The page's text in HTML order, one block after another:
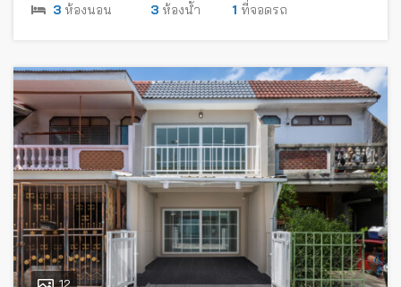
3 ห้องนอน 3 ห้องน้ำ 1 ที่จอดรถ